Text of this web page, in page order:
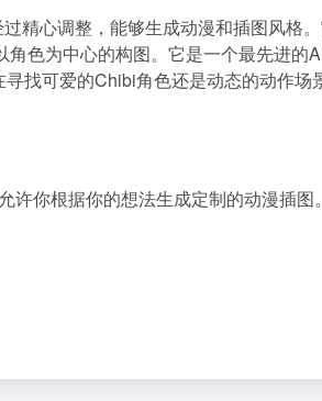
精心调整，能够生成动漫和插图风格
色为中心的构图。它是一个最先进的
找可爱的Chibi角色还是动态的动作场
你根据你的想法生成定制的动漫插图。